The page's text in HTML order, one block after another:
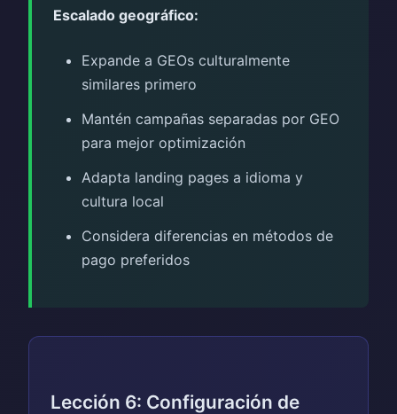
Escalado geográfico:
Expande a GEOs culturalmente
similares primero
Mantén campañas separadas por GEO
para mejor optimización
Adapta landing pages a idioma y
cultura local
Considera diferencias en métodos de
pago preferidos
Lección 6: Configuración de